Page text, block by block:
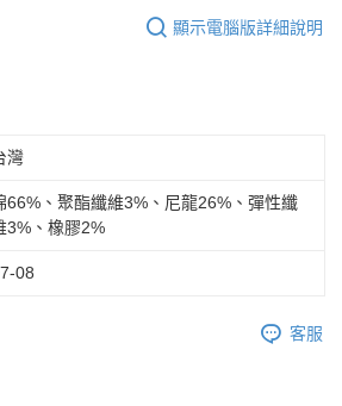
顯示電腦版詳細說明
灣
66%、聚酯纖維3%、尼龍26%、彈性纖
3%、橡膠2%
08
客服